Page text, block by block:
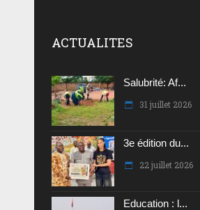
ACTUALITES
Salubrité: Af...
31 juillet 2026
3e édition du...
22 juillet 2026
Education : l...